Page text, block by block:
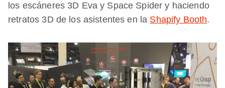
los escáneres 3D Eva y Space Spider y haciendo
retratos 3D de los asistentes en la Shapify Booth.